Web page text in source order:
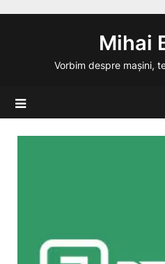
Mihai
Vorbim despre mașini,